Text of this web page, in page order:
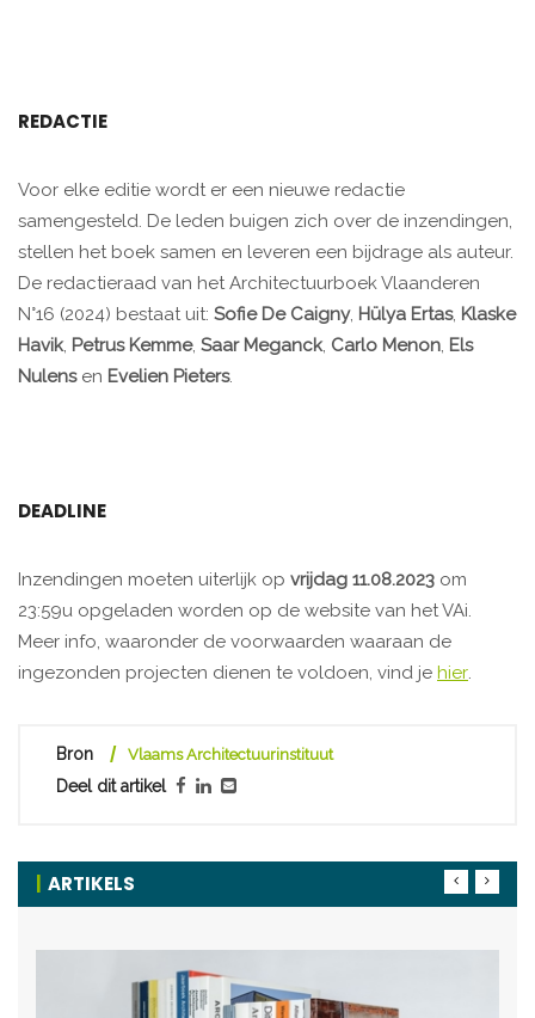
REDACTIE
Voor elke editie wordt er een nieuwe redactie
samengesteld. De leden buigen zich over de inzendingen,
stellen het boek samen en leveren een bijdrage als auteur.
De redactieraad van het Architectuurboek Vlaanderen
N°16 (2024) bestaat uit: Sofie De Caigny, Hülya Ertas, Klaske
Havik, Petrus Kemme, Saar Meganck, Carlo Menon, Els
Nulensen Evelien Pieters.
DEADLINE
Inzendingen moeten uiterlijk op vrijdag 11.08.2023 om
23:59u opgeladen worden op de website van het VAi.
Meer info, waaronder de voorwaarden waaraan de
ingezonden projecten dienen te voldoen, vind je hier.
Bron Vlaams Architectuurinstituut
Deel dit artikel
ARTIKELS